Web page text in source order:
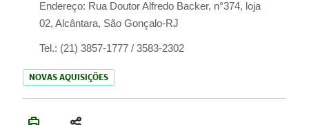
Endereço: Rua Doutor Alfredo Backer, n°374, loja
02, Alcântara, São Gonçalo-RJ
Tel.: (21) 3857-1777 / 3583-2302
NOVAS AQUISIÇÕES